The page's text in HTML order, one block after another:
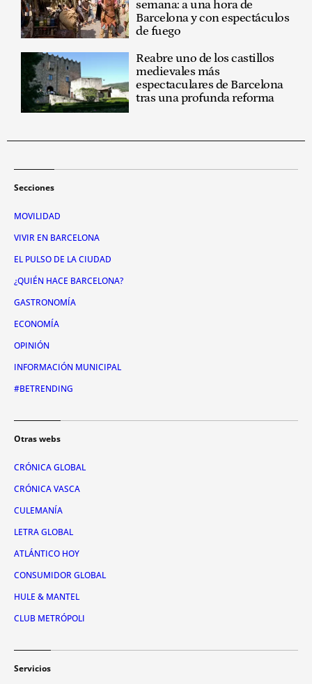
semana: a una hora de
Barcelona y con espectáculos
de fuego
Reabre uno de los castillos
medievales más
espectaculares de Barcelona
tras una profunda reforma
Secciones
MOVILIDAD
VIVIR EN BARCELONA
EL PULSO DE LA CIUDAD
¿QUIÉN HACE BARCELONA?
GASTRONOMÍA
ECONOMÍA
OPINIÓN
INFORMACIÓN MUNICIPAL
#BETRENDING
Otras webs
CRÓNICA GLOBAL
CRÓNICA VASCA
CULEMANÍA
LETRA GLOBAL
ATLÁNTICO HOY
CONSUMIDOR GLOBAL
HULE & MANTEL
CLUB METRÓPOLI
Servicios